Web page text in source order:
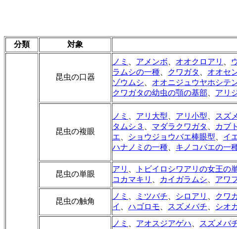
分類 対象
昆虫の口器
ノミ 、 アメンボ、 オオクロアリ 、
ラムシの一種、 クワガタ 、 オオセ
ゾウムシ、 オオニジュウヤホシテ
クワガタの幼虫の顎の基部、 アリ
昆虫の複眼
ノミ 、 アリ大型、 アリ小型、 スズ
タムシ３ 、 マダラクワガタ 、 カブ
エ、 ショウジョウバエ棒眼型、 イ
ハナノミの一種、 キノコバエの一
昆虫の単眼
アリ 、 トビイロシワアリの女王の
コカマキリ 、 カイガラムシ、 アワ
昆虫の触角
ノミ 、 ミツバチ、 シロアリ 、 クワ
イ 、 ハゴロモ、 スズメバチ、 シオ
ノミ 、 アオスジアゲハ、 スズメバ